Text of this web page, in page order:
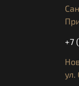
Система
система
+7
ул.